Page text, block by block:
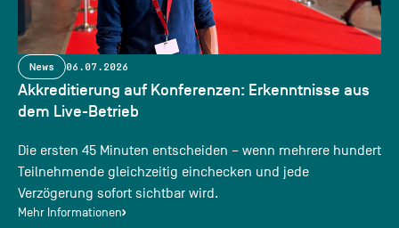
News 06.07.2026
Akkreditierung auf Konferenzen: Erkenntnisse aus
dem Live-Betrieb
Die ersten 45 Minuten entscheiden – wenn mehrere hundert
Teilnehmende gleichzeitig einchecken und jede
Verzögerung sofort sichtbar wird.
Mehr Informationen